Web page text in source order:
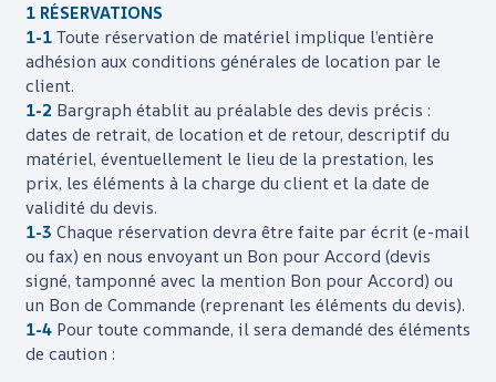
1 RÉSERVATIONS
1-1 Toute réservation de matériel implique l’entière
adhésion aux conditions générales de location par le
client.
1-2 Bargraphétablit au préalable des devis précis :
dates de retrait, de location et de retour, descriptif du
matériel, éventuellement le lieu de la prestation, les
prix, les éléments à la charge du client et la date de
validité du devis.
1-3 Chaque réservation devra être faite par écrit (e-mail
ou fax) en nous envoyant un Bon pour Accord (devis
signé, tamponné avec la mention Bon pour Accord) ou
un Bon de Commande (reprenant les éléments du devis).
1-4 Pour toute commande, il sera demandé des éléments
de caution :